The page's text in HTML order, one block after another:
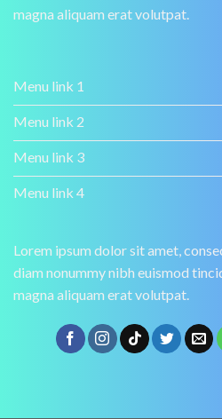
magna aliquam erat volutpat.
Menu link 1
Menu link 2
Menu link 3
Menu link 4
Lorem ipsum dolor sit amet,
diam nonummy nibh euismod
magna aliquam erat volutpat.